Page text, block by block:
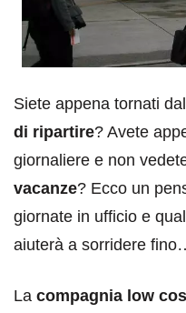
Siete appena tornati
di ripartire? Avete
giornaliere e non
vacanze? Ecco un
giornate in ufficio e
aiuterà a sorridere
La compagnia low